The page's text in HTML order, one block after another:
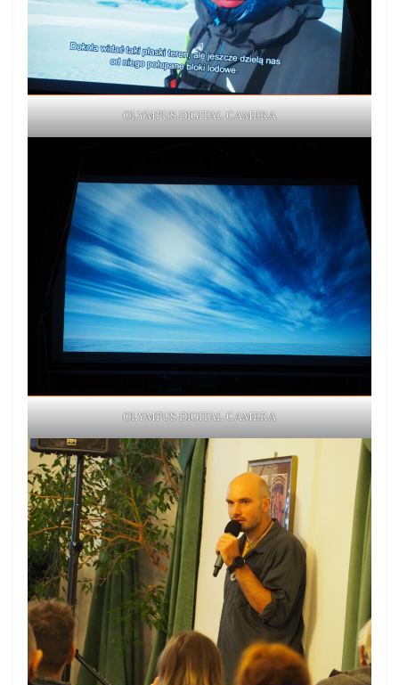
OLYMPUS DIGITAL CAMERA
OLYMPUS DIGITAL CAMERA